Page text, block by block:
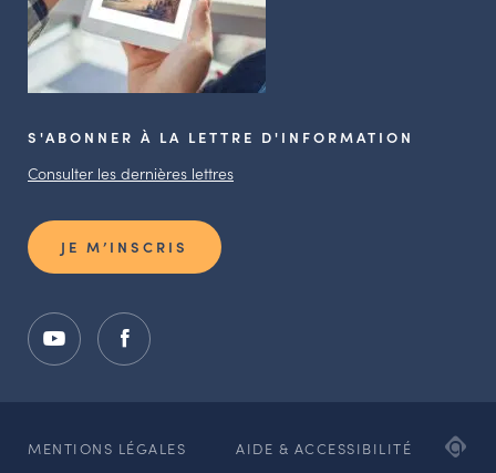
S'ABONNER À LA LETTRE D'INFORMATION
Consulter les dernières lettres
JE M’INSCRIS
MENTIONS LÉGALES AIDE & ACCESSIBILITÉ